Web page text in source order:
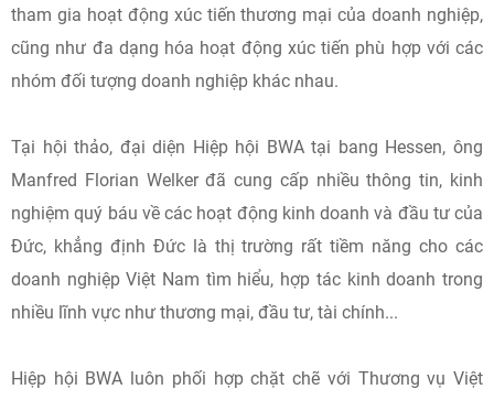
tham gia hoạt động xúc tiến thương mại của doanh nghiệp,
cũng như đa dạng hóa hoạt động xúc tiến phù hợp với các
nhóm đối tượng doanh nghiệp khác nhau.
Tại hội thảo, đại diện Hiệp hội BWA tại bang Hessen, ông
Manfred Florian Welker đã cung cấp nhiều thông tin, kinh
nghiệm quý báu về các hoạt động kinh doanh và đầu tư của
Đức, khẳng định Đức là thị trường rất tiềm năng cho các
doanh nghiệp Việt Nam tìm hiểu, hợp tác kinh doanh trong
nhiều lĩnh vực như thương mại, đầu tư, tài chính...
Hiệp hội BWA luôn phối hợp chặt chẽ với Thương vụ Việt